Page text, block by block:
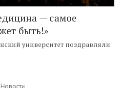
— самое
быть!»
университет поздравляли
Новости